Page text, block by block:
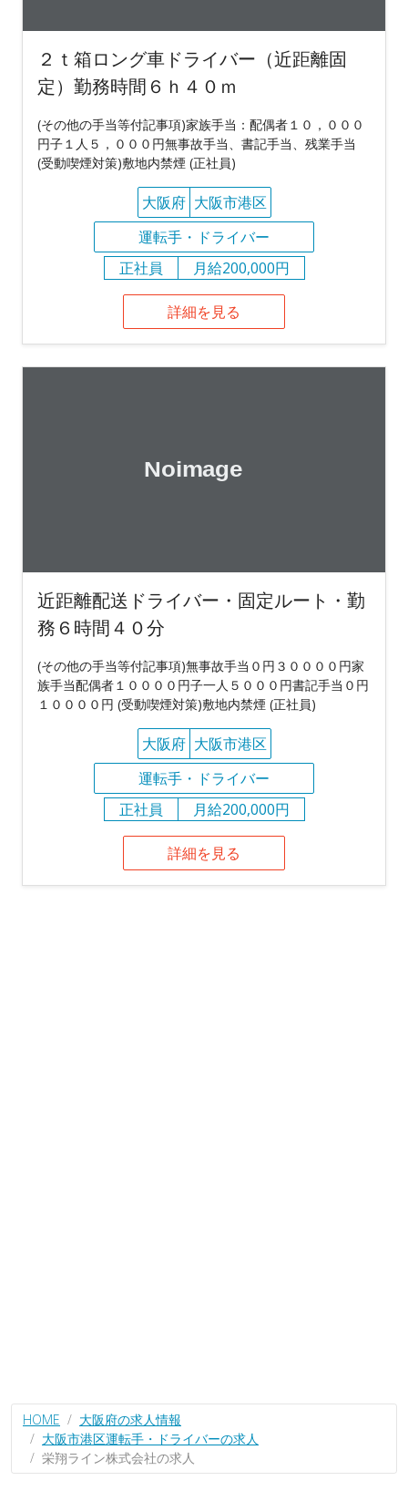
２ｔ箱ロング車ドライバー（近距離固
定）勤務時間６ｈ４０ｍ
(その他の手当等付記事項)家族手当：配偶者１０，０００
円子１人５，０００円無事故手当、書記手当、残業手当
(受動喫煙対策)敷地内禁煙 (正社員)
大阪府 大阪市港区
運転手・ドライバー
正社員
月給200,000円
詳細を見る
近距離配送ドライバー・固定ルート・勤
務６時間４０分
(その他の手当等付記事項)無事故手当０円３００００円家
族手当配偶者１００００円子一人５０００円書記手当０円
１００００円 (受動喫煙対策)敷地内禁煙 (正社員)
大阪府 大阪市港区
運転手・ドライバー
正社員
月給200,000円
詳細を見る
HOME
大阪府の求人情報
大阪市港区運転手・ドライバーの求人
栄翔ライン株式会社の求人